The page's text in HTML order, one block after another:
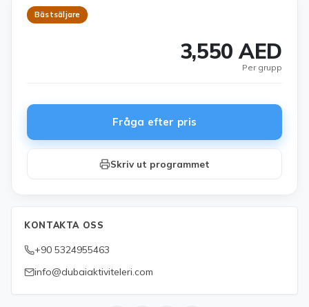
Bästsäljare
3,550 AED
Per grupp
Fråga efter pris
Skriv ut programmet
KONTAKTA OSS
+90 5324955463
info@dubaiaktiviteleri.com